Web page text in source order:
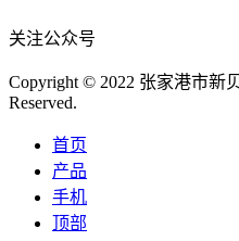
关注公众号
Copyright © 2022 张家港市新
Reserved.
首页
产品
手机
顶部